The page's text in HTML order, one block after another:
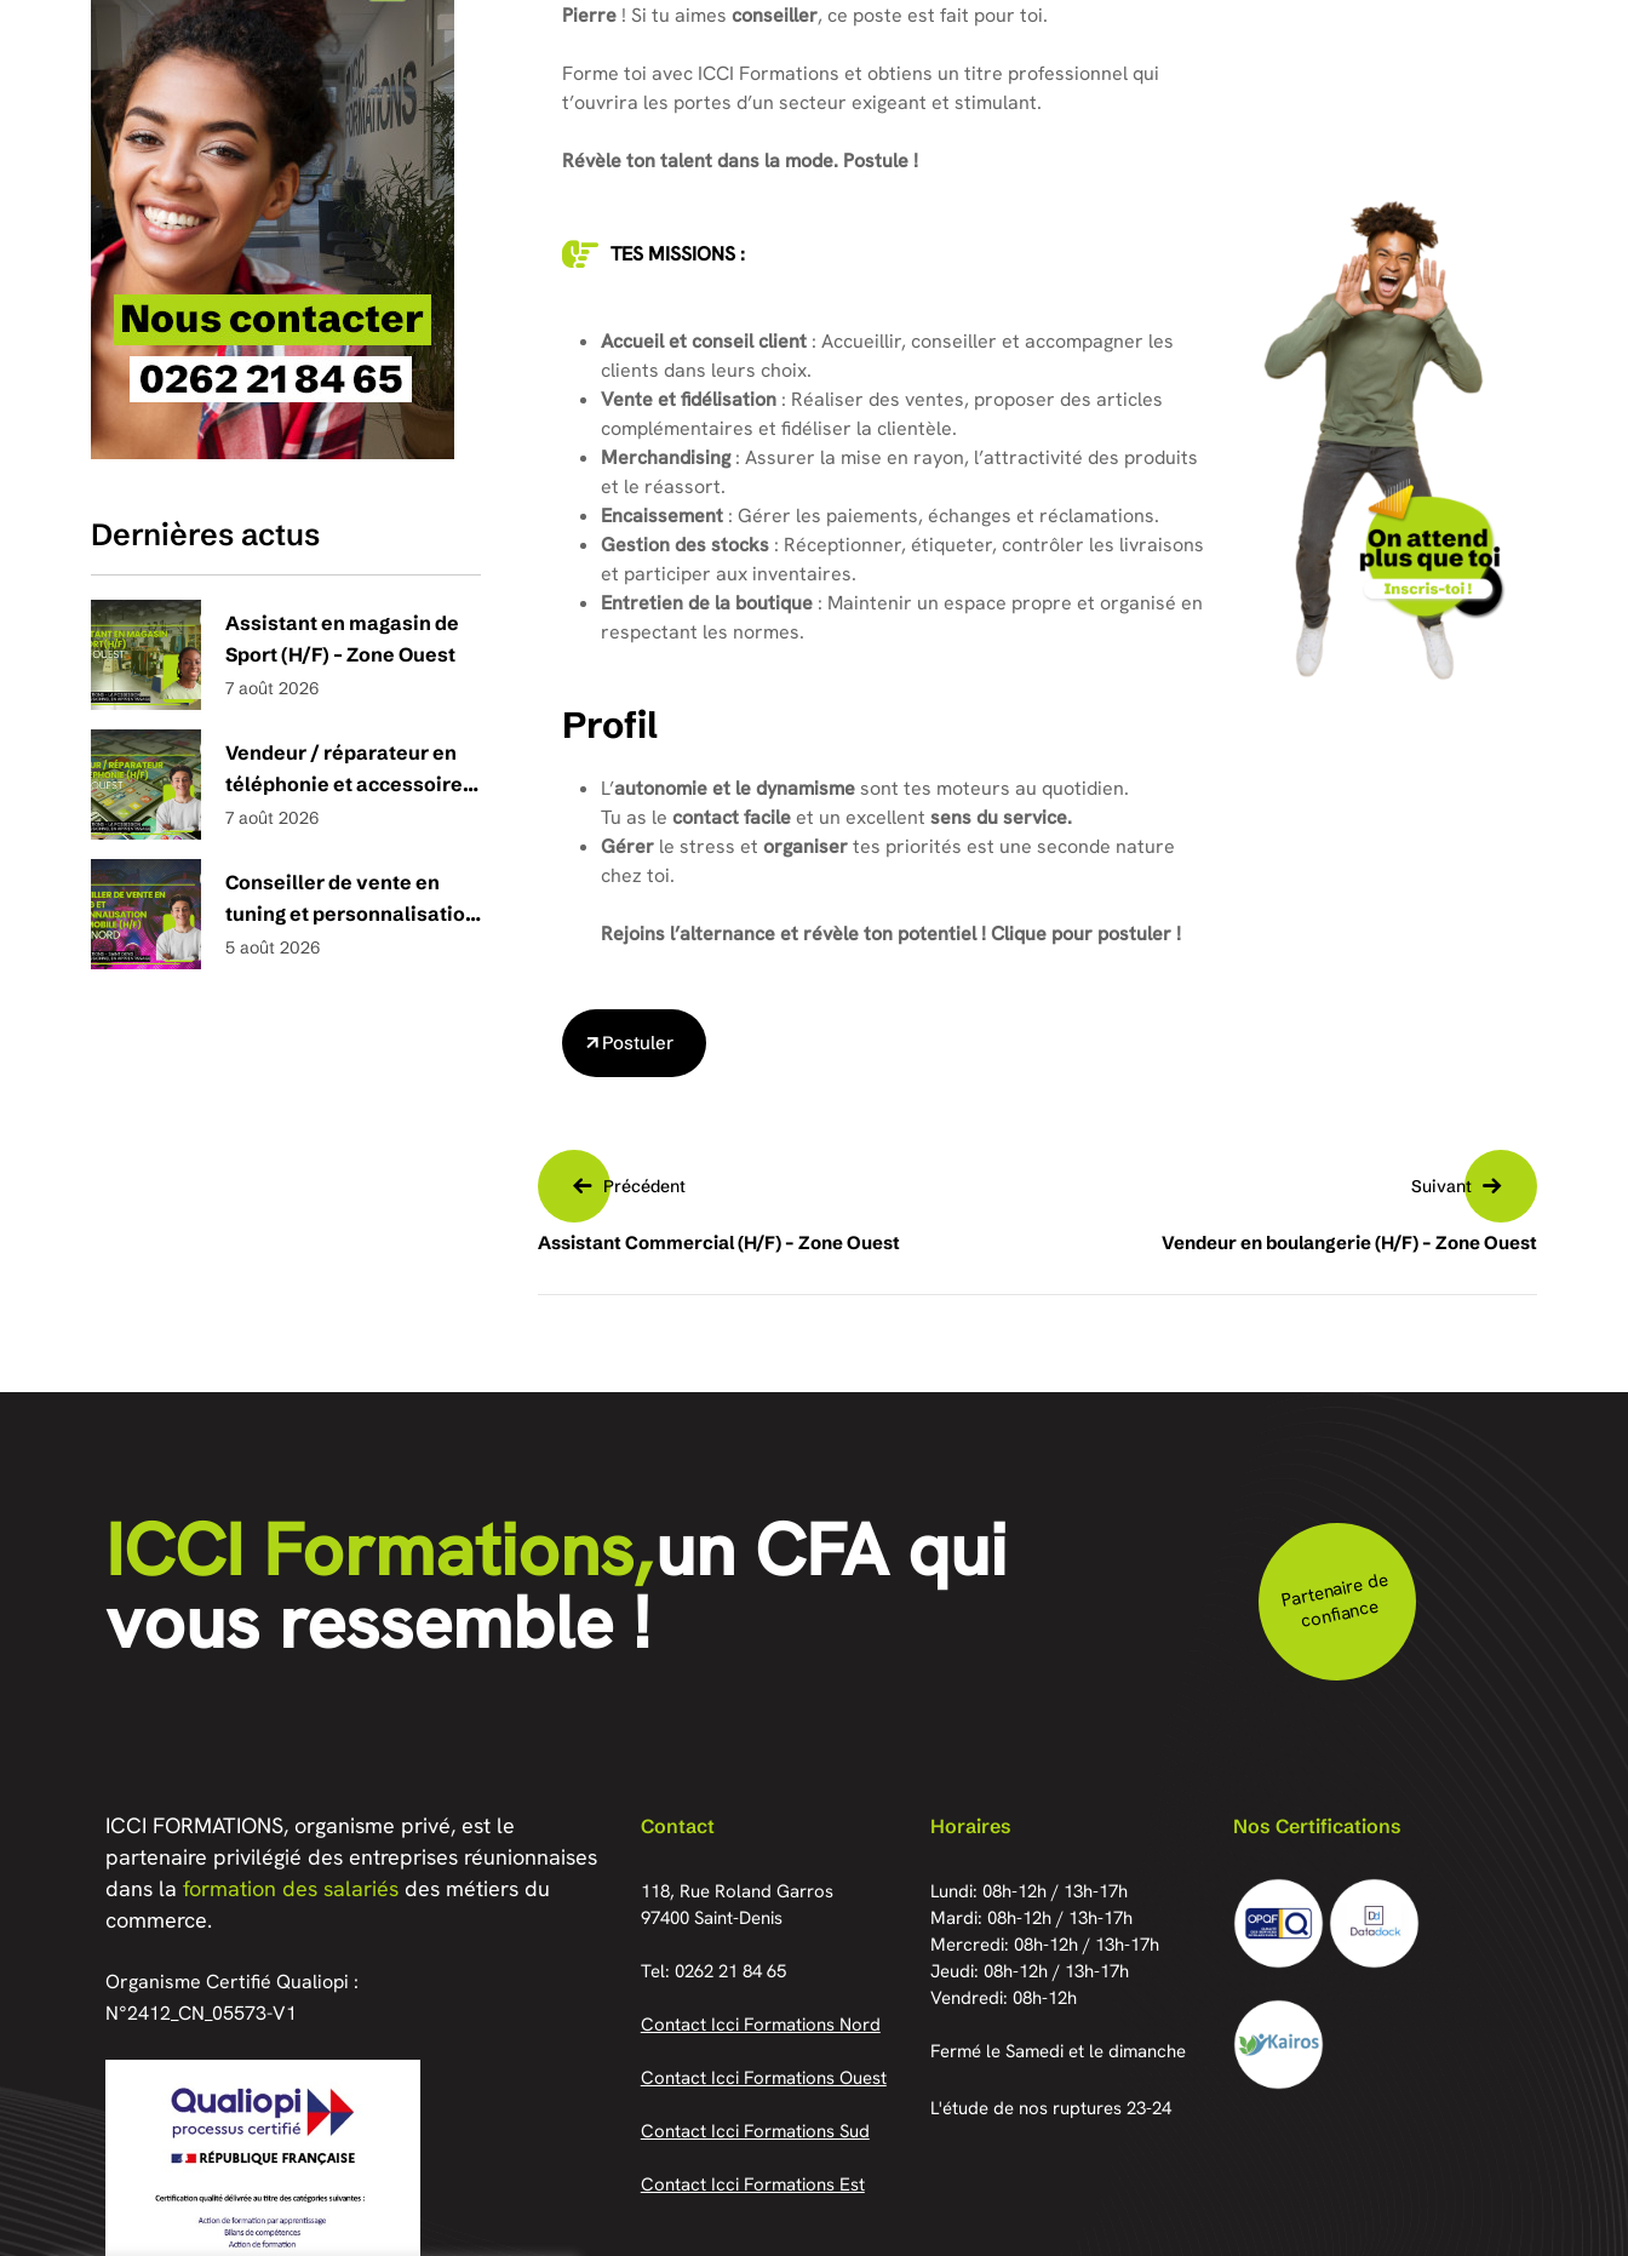
Pierre ! Si tu aimesconseiller, ce poste est fait pour toi.
Forme toi avec ICCI Formations et obtiens un titre professionnel qui
t’ouvrira les portes d’un secteur exigeant et stimulant.
Révèle ton talent dans la mode. Postule !
TES MISSIONS :
Accueil et conseil client : Accueillir, conseiller et accompagner les
clients dans leurs choix.
Vente et fidélisation : Réaliser des ventes, proposer des articles
complémentaires et fidéliser la clientèle.
Merchandising: Assurer la mise en rayon, l’attractivité des produits
et le réassort.
Encaissement : Gérer les paiements, échanges et réclamations.
Gestion des stocks : Réceptionner, étiqueter, contrôler les livraisons
et participer aux inventaires.
Entretien de la boutique : Maintenir un espace propre et organisé en
respectant les normes.
Profil
L’autonomie et le dynamismesont tes moteurs au quotidien.
Tu as lecontact facileet un excellentsens du service.
Gérer le stress etorganisertes priorités est une seconde nature
chez toi.
Rejoins l’alternance et révèle ton potentiel ! Clique pour postuler !
Postuler
Précédent
Assistant Commercial (H/F) – Zone Ouest
Suivant
Vendeur en boulangerie (H/F) – Zone Ouest
Dernières actus
Assistant en magasin de
Sport (H/F) – Zone Ouest
7 août 2026
Vendeur / réparateur en
téléphonie et accessoires
(H/F) – Zone Ouest
7 août 2026
Conseiller de vente en
tuning et personnalisation
automobile (H/F) – Zone
5 août 2026
ICCI Formations,un CFA qui
vous ressemble ! Partenaire de
confiance
ICCI FORMATIONS, organisme privé, est le
partenaire privilégié des entreprises réunionnaises
dans la formation des salariés des métiers du
commerce.
Organisme Certifié Qualiopi :
N°2412_CN_05573-V1
Contact
118, Rue Roland Garros
97400 Saint-Denis
Tel: 0262 21 84 65
Contact Icci Formations Nord
Contact Icci Formations Ouest
Contact Icci Formations Sud
Contact Icci Formations Est
Horaires
Lundi: 08h-12h / 13h-17h
Mardi: 08h-12h / 13h-17h
Mercredi: 08h-12h / 13h-17h
Jeudi: 08h-12h / 13h-17h
Vendredi: 08h-12h
Fermé le Samedi et le dimanche
L'étude de nos ruptures 23-24
Nos Certifications